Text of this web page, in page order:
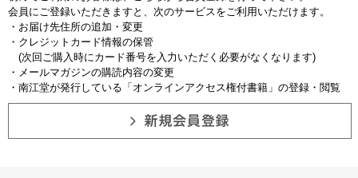
会員にご登録いただきますと、次のサービスをご利用いただけます。
・お届け先住所の追加・変更
・クレジットカード情報の保管
(次回ご購入時にカード番号を入力いただく必要がなくなります)
・メールマガジンの購読内容の変更
・南江堂が発行している「オンラインアクセス権付書籍」の登録・閲覧